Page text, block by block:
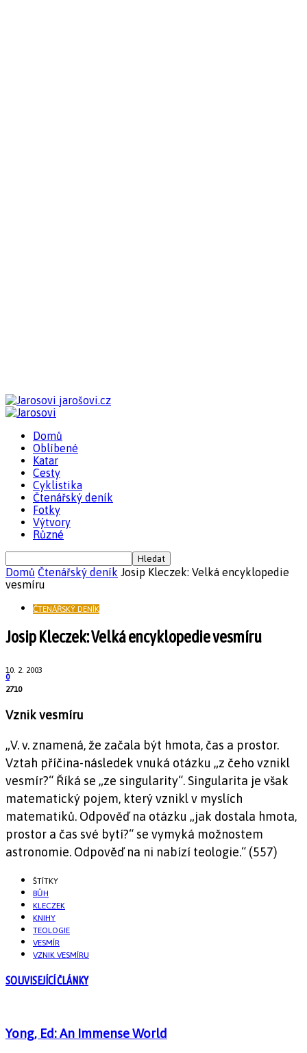
jarošovi.cz
Domů
Oblíbené
Katar
Cesty
Cyklistika
Čtenářský deník
Fotky
Výtvory
Různé
Domů Čtenářský deník Josip Kleczek: Velká encyklopedie
vesmíru
ČTENÁŘSKÝ DENÍK
Josip Kleczek: Velká encyklopedie vesmíru
10. 2. 2003
0
2710
Vznik vesmíru
„V. v. znamená, že začala být hmota, čas a prostor.
Vztah příčina-následek vnuká otázku „z čeho vznikl
vesmír?“ Říká se „ze singularity“. Singularita je však
matematický pojem, který vznikl v myslích
matematiků. Odpověď na otázku „jak dostala hmota,
prostor a čas své bytí?“ se vymyká možnostem
astronomie. Odpověď na ni nabízí teologie.“ (557)
ŠTÍTKY
BŮH
KLECZEK
KNIHY
TEOLOGIE
VESMÍR
VZNIK VESMÍRU
SOUVISEJÍCÍ ČLÁNKY
Yong, Ed: An Immense World